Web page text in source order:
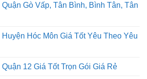
Gò Vấp, Tân Bình, Bình Tân, Tân
Hóc Môn Giá Tốt Yêu Theo Yêu
12 Giá Tốt Trọn Gói Giá Rẻ